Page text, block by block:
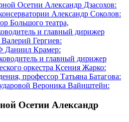
Осетии Александр Дзасохов:
Александр Соколов:
Большого театра,
и главный дирижер
Гергиев:
Даниил Крамер:
и главный дирижер
оркестра Ксения Жарко:
профессор Татьяна Батагова:
Вероника Вайнштейн:
Осетии Александр